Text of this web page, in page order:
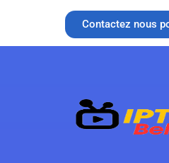
Contactez nous